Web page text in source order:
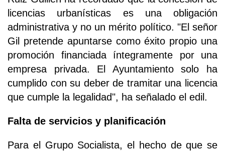
licencias urbanísticas es una obligación
administrativa y no un mérito político. "El señor
Gil pretende apuntarse como éxito propio una
promoción financiada íntegramente por una
empresa privada. El Ayuntamiento solo ha
cumplido con su deber de tramitar una licencia
que cumple la legalidad", ha señalado el edil.
Falta de servicios y planificación
Para el Grupo Socialista, el hecho de que se